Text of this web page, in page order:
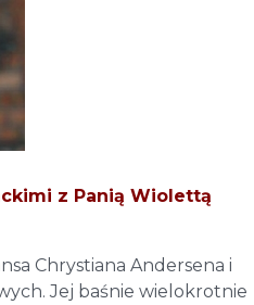
z Panią Wiolettą
Chrystiana Andersena i
Jej baśnie wielokrotnie